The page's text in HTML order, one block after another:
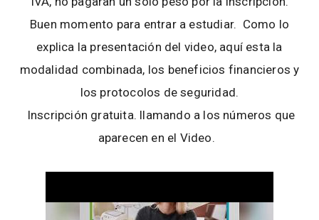
Buen momento para entrar a estudiar. Como lo
explica la presentación del video, aquí esta la
modalidad combinada, los beneficios financieros y
los protocolos de seguridad.
Inscripción gratuita. llamando a los números que
aparecen en el Video.